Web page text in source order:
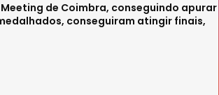
de Coimbra, conseguindo apurar
conseguiram atingir finais,